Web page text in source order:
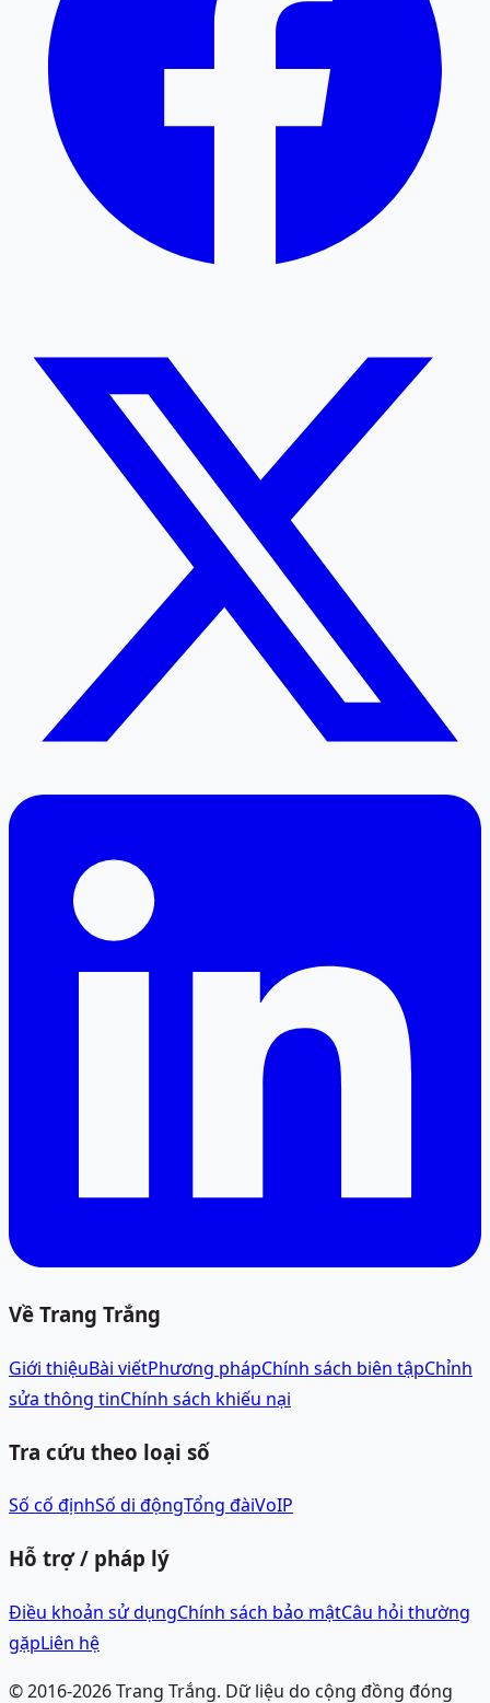
Về Trang Trắng
Giới thiệuBài viếtPhương phápChính sách biên tậpChỉnh
sửa thông tinChính sách khiếu nại
Tra cứu theo loại số
Số cố địnhSố di độngTổng đàiVoIP
Hỗ trợ / pháp lý
Điều khoản sử dụngChính sách bảo mậtCâu hỏi thường
gặpLiên hệ
© 2016-2026Trang Trắng. Dữ liệu do cộng đồng đóng